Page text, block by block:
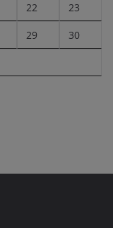
22 23
29 30